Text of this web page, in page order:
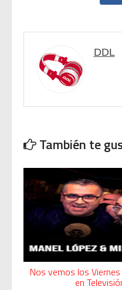
DDL
También te
Nos vemos los
en